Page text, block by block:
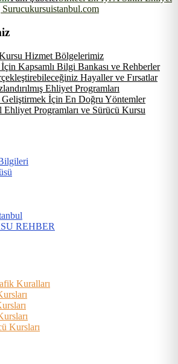
Hizmet Bölgelerimiz
Kapsamlı Bilgi Bankası ve Rehberler
Hayaller ve Fırsatlar
Ehliyet Programları
Geliştirmek İçin En Doğru Yöntemler
Programları ve Sürücü Kursu
REHBER
Kuralları
Kursları